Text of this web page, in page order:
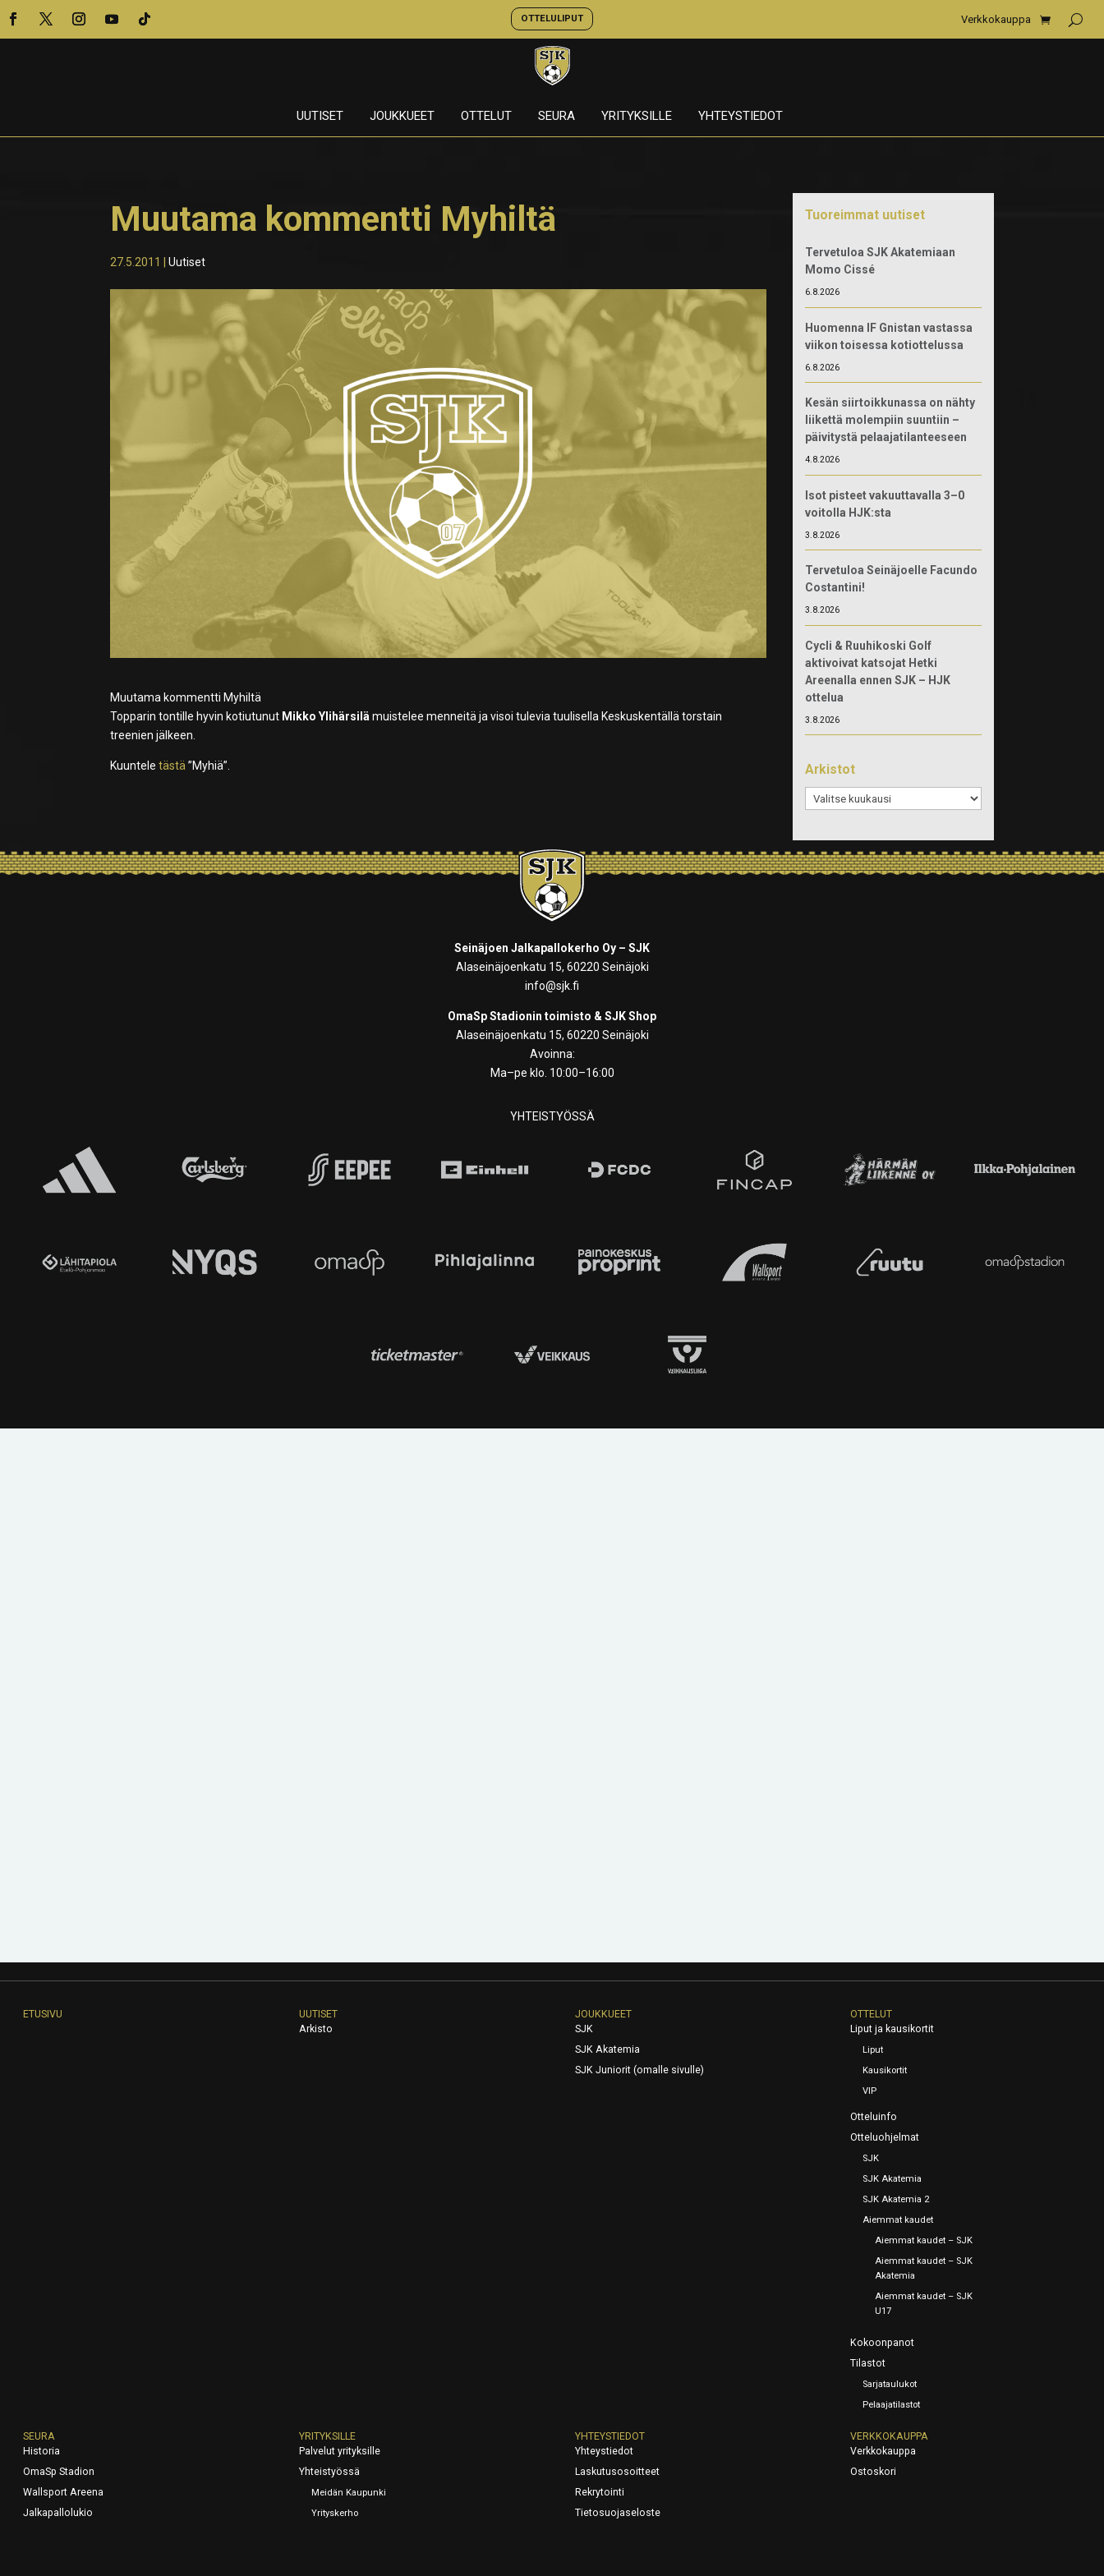
OTTELULIPUT Verkkokauppa
UUTISET JOUKKUEET OTTELUT SEURA YRITYKSILLE YHTEYSTIEDOT
Muutama kommentti Myhiltä
27.5.2011 |Uutiset
Muutama kommentti Myhiltä
Topparin tontille hyvin kotiutunut Mikko Ylihärsilämuistelee menneitä ja visoi tulevia tuulisella Keskuskentällä torstain
treenien jälkeen.
Kuunteletästä”Myhiä”.
Tuoreimmat uutiset
Tervetuloa SJK Akatemiaan
Momo Cissé
6.8.2026
Huomenna IF Gnistan vastassa
viikon toisessa kotiottelussa
6.8.2026
Kesän siirtoikkunassa on nähty
liikettä molempiin suuntiin –
päivitystä pelaajatilanteeseen
4.8.2026
Isot pisteet vakuuttavalla 3–0
voitolla HJK:sta
3.8.2026
Tervetuloa Seinäjoelle Facundo
Costantini!
3.8.2026
Cycli & Ruuhikoski Golf
aktivoivat katsojat Hetki
Areenalla ennen SJK – HJK
ottelua
3.8.2026
Arkistot
Arkistot
Seinäjoen Jalkapallokerho Oy – SJK
Alaseinäjoenkatu 15, 60220 Seinäjoki
info@sjk.fi
OmaSp Stadionin toimisto & SJK Shop
Alaseinäjoenkatu 15, 60220 Seinäjoki
Avoinna:
Ma–pe klo. 10:00–16:00
YHTEISTYÖSSÄ
ETUSIVU
UUTISET
Arkisto
JOUKKUEET
SJK
SJK Akatemia
SJK Juniorit (omalle sivulle)
OTTELUT
Liput ja kausikortit
Liput
Kausikortit
VIP
Otteluinfo
Otteluohjelmat
SJK
SJK Akatemia
SJK Akatemia 2
Aiemmat kaudet
Aiemmat kaudet – SJK
Aiemmat kaudet – SJK
Akatemia
Aiemmat kaudet – SJK
U17
Kokoonpanot
Tilastot
Sarjataulukot
Pelaajatilastot
SEURA
Historia
OmaSp Stadion
Wallsport Areena
Jalkapallolukio
YRITYKSILLE
Palvelut yrityksille
Yhteistyössä
Meidän Kaupunki
Yrityskerho
YHTEYSTIEDOT
Yhteystiedot
Laskutusosoitteet
Rekrytointi
Tietosuojaseloste
VERKKOKAUPPA
Verkkokauppa
Ostoskori